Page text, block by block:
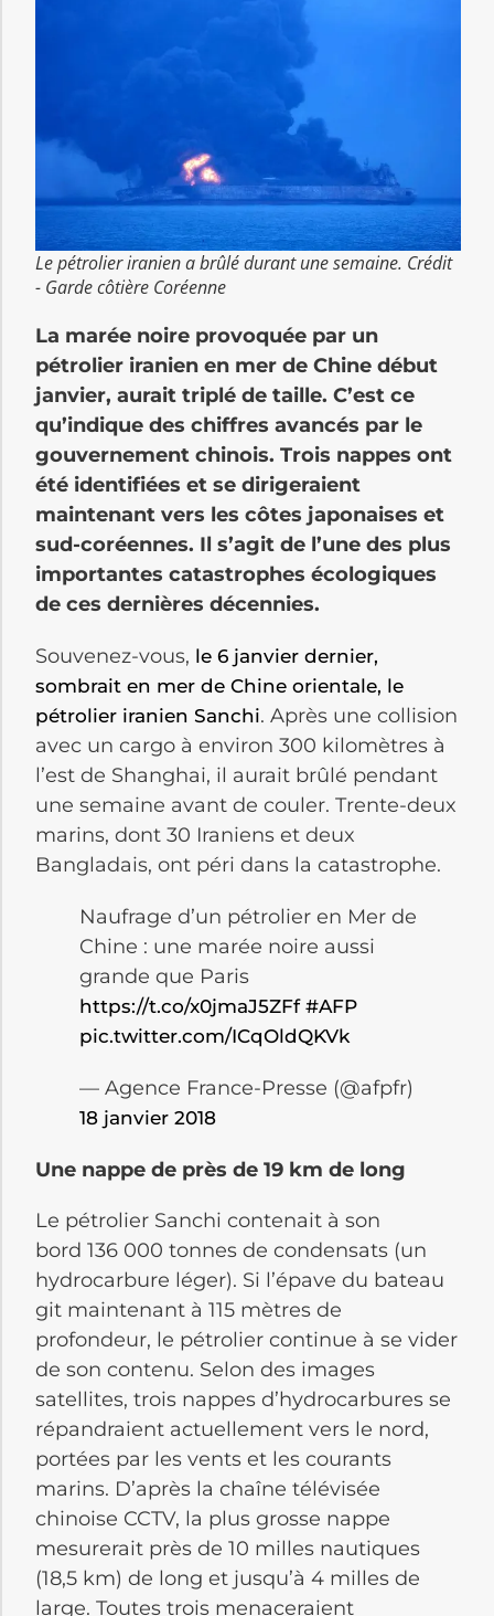
Le pétrolier iranien a brûlé durant une semaine. Crédit
- Garde côtière Coréenne
La marée noire provoquée par un
pétrolier iranien en mer de Chine début
janvier, aurait triplé de taille. C’est ce
qu’indique des chiffres avancés par le
gouvernement chinois. Trois nappes ont
été identifiées et se dirigeraient
maintenant vers les côtes japonaises et
sud-coréennes. Il s’agit de l’une des plus
importantes catastrophes écologiques
de ces dernières décennies.
Souvenez-vous, le 6 janvier dernier,
sombrait en mer de Chine orientale, le
pétrolier iranien Sanchi. Après une collision
avec un cargo à environ 300 kilomètres à
l’est de Shanghai, il aurait brûlé pendant
une semaine avant de couler. Trente-deux
marins, dont 30 Iraniens et deux
Bangladais, ont péri dans la catastrophe.
Naufrage d’un pétrolier en Mer de
Chine : une marée noire aussi
grande que Paris
https://t.co/x0jmaJ5ZFf #AFP
pic.twitter.com/ICqOldQKVk
— Agence France-Presse (@afpfr)
18 janvier 2018
Une nappe de près de 19 km de long
Le pétrolier Sanchi contenait à son
bord 136 000 tonnes de condensats (un
hydrocarbure léger). Si l’épave du bateau
git maintenant à 115 mètres de
profondeur, le pétrolier continue à se vider
de son contenu. Selon des images
satellites, trois nappes d’hydrocarbures se
répandraient actuellement vers le nord,
portées par les vents et les courants
marins. D’après la chaîne télévisée
chinoise CCTV, la plus grosse nappe
mesurerait près de 10 milles nautiques
(18,5 km) de long et jusqu’à 4 milles de
large. Toutes trois menaceraient